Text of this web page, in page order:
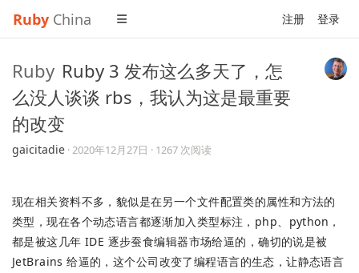
Ruby China 注册 登录
Ruby Ruby 3 发布这么多天了，怎
么没人谈谈 rbs，我认为这是最重要
的改变
gaicitadie ·2020年12月27日 · 1267 次阅读
现在相关资料不多，貌似是在另一个文件配置类的属性和方法的
类型，现在各个动态语言都逐渐加入类型标注，php、python，
都是被这几年 IDE 逐步蚕食编辑器市场给逼的，确切的说是被
JetBrains 给逼的，这个公司改变了编程语言的生态，让静态语言